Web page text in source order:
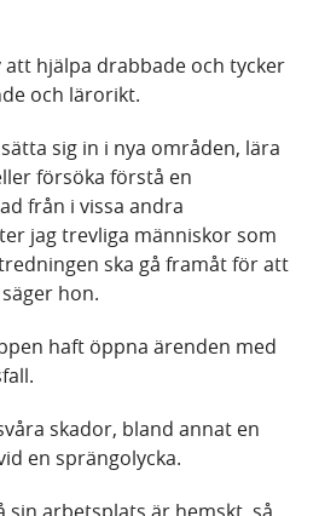
hjälpa drabbade och tycker
och lärorikt.
sig in i nya områden, lära
försöka förstå en
från i vissa andra
jag trevliga människor som
ska gå framåt för att
hon.
haft öppna ärenden med
skador, bland annat en
en sprängolycka.